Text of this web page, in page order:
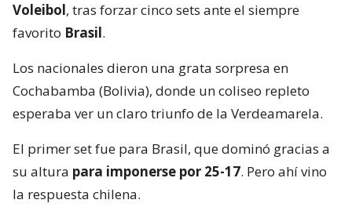
Voleibol, tras forzar cinco sets ante el siempre
favorito Brasil.
Los nacionales dieron una grata sorpresa en
Cochabamba (Bolivia), donde un coliseo repleto
esperaba ver un claro triunfo de la Verdeamarela.
El primer set fue para Brasil, que dominó gracias a
su altura para imponerse por 25-17. Pero ahí vino
la respuesta chilena.